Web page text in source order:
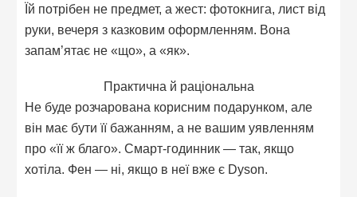
Їй потрібен не предмет, а жест: фотокнига, лист від
руки, вечеря з казковим оформленням. Вона
запам’ятає не «що», а «як».
Практична й раціональна
Не буде розчарована корисним подарунком, але
він має бути її бажанням, а не вашим уявленням
про «її ж благо». Смарт-годинник — так, якщо
хотіла. Фен — ні, якщо в неї вже є Dyson.